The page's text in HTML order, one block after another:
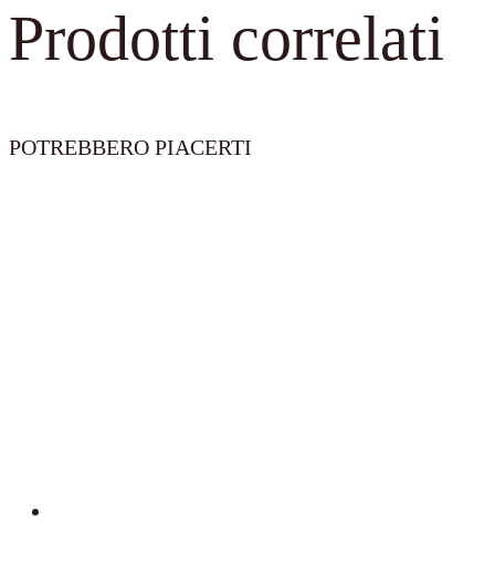
Prodotti correlati
POTREBBERO PIACERTI